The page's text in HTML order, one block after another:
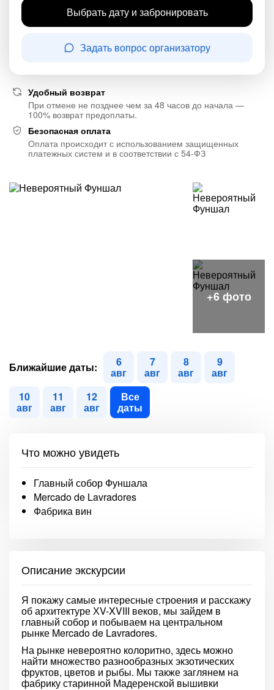
Выбрать дату и забронировать
Задать вопрос организатору
Удобный возврат
При отмене не позднее чем за 48 часов до начала —
100% возврат предоплаты.
Безопасная оплата
Оплата происходит с использованием защищенных
платежных систем и в соответствии с 54-ФЗ
Ближайшие даты: 6
авг
7
авг
8
авг
9
авг
10
авг
11
авг
12
авг
Все
даты
Что можно увидеть
Главный собор Фуншала
Mercado de Lavradores
Фабрика вин
Описание экскурсии
Я покажу самые интересные строения и расскажу
об архитектуре ХV-XVIII веков, мы зайдем в
главный собор и побываем на центральном
рынке Mercado de Lavradores.
На рынке невероятно колоритно, здесь можно
найти множество разнообразных экзотических
фруктов, цветов и рыбы. Мы также заглянем на
фабрику старинной Мадеренской вышивки